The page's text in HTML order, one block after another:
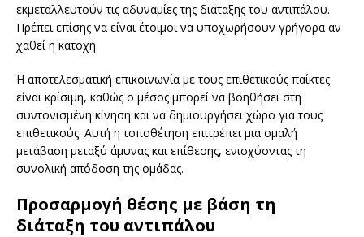
εκμεταλλευτούν τις αδυναμίες της διάταξης του αντιπάλου.
Πρέπει επίσης να είναι έτοιμοι να υποχωρήσουν γρήγορα αν
χαθεί η κατοχή.
Η αποτελεσματική επικοινωνία με τους επιθετικούς παίκτες
είναι κρίσιμη, καθώς ο μέσος μπορεί να βοηθήσει στη
συντονισμένη κίνηση και να δημιουργήσει χώρο για τους
επιθετικούς. Αυτή η τοποθέτηση επιτρέπει μια ομαλή
μετάβαση μεταξύ άμυνας και επίθεσης, ενισχύοντας τη
συνολική απόδοση της ομάδας.
Προσαρμογή θέσης με βάση τη
διάταξη του αντιπάλου